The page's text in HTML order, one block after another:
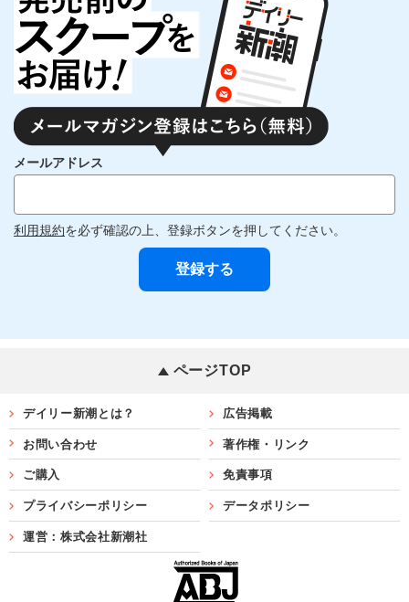
メールアドレス
利用規約を必ず確認の上、登録ボタンを押してください。
ページTOP
デイリー新潮とは？ 広告掲載
お問い合わせ 著作権・リンク
ご購入 免責事項
プライバシーポリシー データポリシー
運営：株式会社新潮社